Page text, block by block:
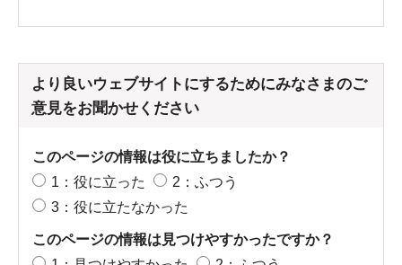
より良いウェブサイトにするためにみなさまのご
意見をお聞かせください
このページの情報は役に立ちましたか？
1：役に立った
2：ふつう
3：役に立たなかった
このページの情報は見つけやすかったですか？